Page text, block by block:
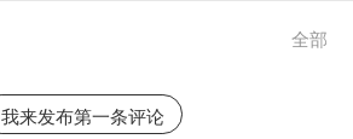
全部
我来发布第一条评论